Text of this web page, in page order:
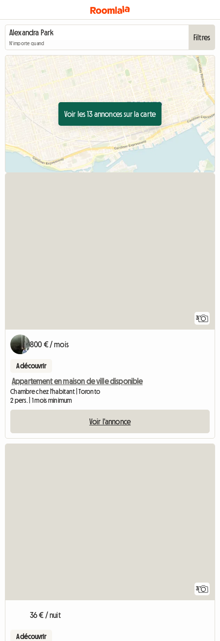
N'importe quand
Filtres
Voir les 13 annonces sur la carte
3
800 € / mois
A découvrir
Appartement en maison de ville disponible
Chambre chez l'habitant | Toronto
2 pers. | 1 mois minimum
Voir l'annonce
3
36 € / nuit
A découvrir